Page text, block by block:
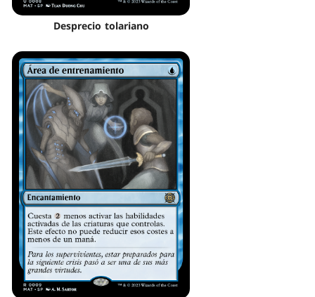
Desprecio tolariano